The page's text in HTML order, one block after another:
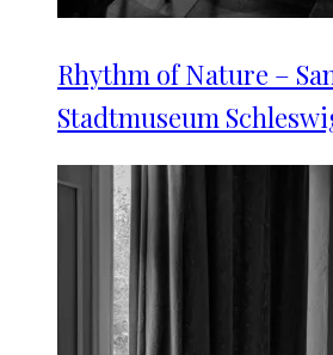
Rhythm of Nature –
Stadtmuseum